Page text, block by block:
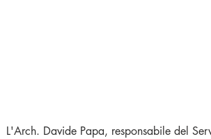
L'Arch. Davide Papa, responsabile del